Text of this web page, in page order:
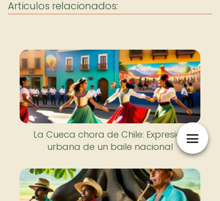
Articulos relacionados:
La Cueca chora de Chile: Expresión
urbana de un baile nacional